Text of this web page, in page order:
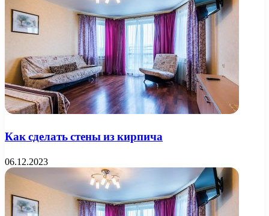
Как сделать стены из кирпича
06.12.2023